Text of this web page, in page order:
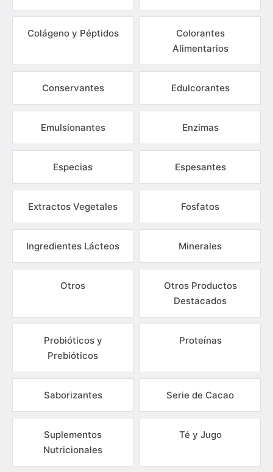
Colágeno y Péptidos
Colorantes
Alimentarios
Conservantes Edulcorantes
Emulsionantes Enzimas
Especias Espesantes
Extractos Vegetales Fosfatos
Ingredientes Lácteos Minerales
Otros
Otros Productos
Destacados
Probióticos y
Prebióticos
Proteínas
Saborizantes Serie de Cacao
Suplementos
Nutricionales
Té y Jugo